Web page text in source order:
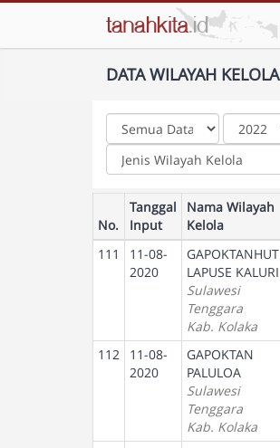
DATA WILAYAH KELOLA
No.
Tanggal
Input
Nama Wilayah
Kelola
111
11-08-
2020
GAPOKTANHUT
LAPUSE KALURI
Sulawesi
Tenggara
Kab. Kolaka
112
11-08-
2020
GAPOKTAN
PALULOA
Sulawesi
Tenggara
Kab. Kolaka